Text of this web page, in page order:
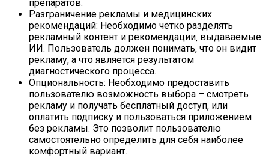
препаратов.
Разграничение рекламы и медицинских
рекомендаций: Необходимо четко разделять
рекламный контент и рекомендации‚ выдаваемые
ИИ. Пользователь должен понимать‚ что он видит
рекламу‚ а что является результатом
диагностического процесса.
Опциональность: Необходимо предоставить
пользователю возможность выбора – смотреть
рекламу и получать бесплатный доступ‚ или
оплатить подписку и пользоваться приложением
без рекламы. Это позволит пользователю
самостоятельно определить для себя наиболее
комфортный вариант.